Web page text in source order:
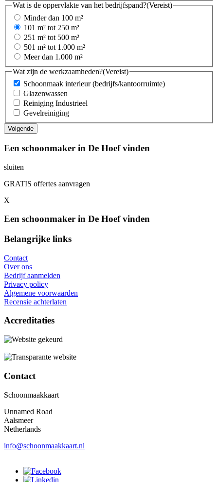
Wat is de oppervlakte van het bedrijfspand?(Vereist)
Minder dan 100 m²
101 m² tot 250 m²
251 m² tot 500 m²
501 m² tot 1.000 m²
Meer dan 1.000 m²
Wat zijn de werkzaamheden?(Vereist)
Schoonmaak interieur (bedrijfs/kantoorruimte)
Glazenwassen
Reiniging Industrieel
Gevelreiniging
Een schoonmaker in De Hoef vinden
sluiten
GRATIS offertes aanvragen
X
Een schoonmaker in De Hoef vinden
Belangrijke links
Contact
Over ons
Bedrijf aanmelden
Privacy policy
Algemene voorwaarden
Recensie achterlaten
Accreditaties
Contact
Schoonmaakkaart
Unnamed Road
Aalsmeer
Netherlands
info@schoonmaakkaart.nl